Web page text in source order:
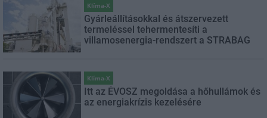
Klíma-X
Gyárleállításokkal és átszervezett
termeléssel tehermentesíti a
villamosenergia-rendszert a STRABAG
Klíma-X
Itt az ÉVOSZ megoldása a hőhullámok és
az energiakrízis kezelésére